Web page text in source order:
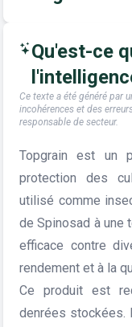
Qu'est-ce
Ce texte a été généré par
incohérences et des
responsable de secteur.
Topgrain est un
protection des
utilisé comme
de Spinosad à une
efficace contre
rendement et à la
Ce produit est
denrées stockées.